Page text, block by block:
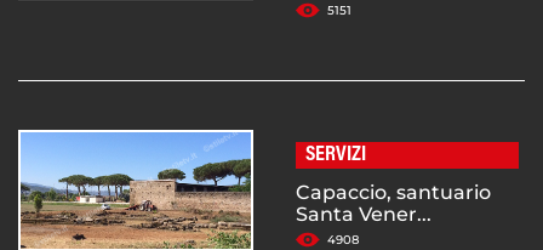
5151
SERVIZI
Capaccio, santuario
Santa Vener...
4908